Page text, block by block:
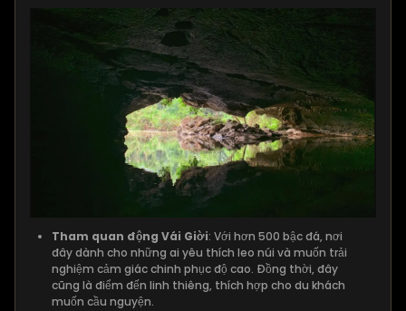
Tham quan động Vái Giời: Với hơn 500 bậc đá, nơi
đây dành cho những ai yêu thích leo núi và muốn trải
nghiệm cảm giác chinh phục độ cao. Đồng thời, đây
cũng là điểm đến linh thiêng, thích hợp cho du khách
muốn cầu nguyện.